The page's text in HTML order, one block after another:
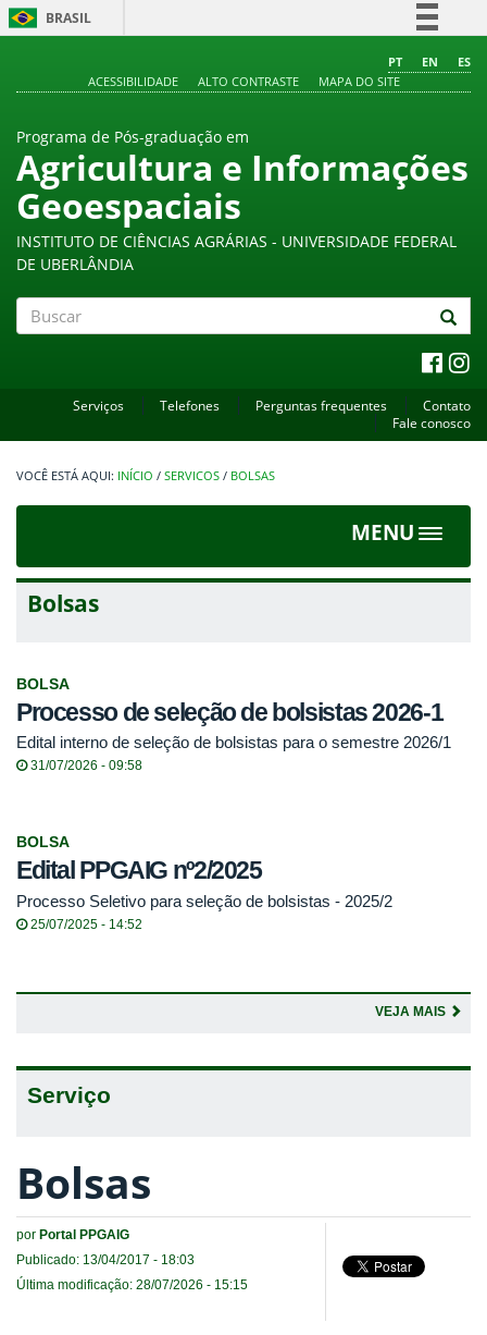
BRASIL
Comunica BR
Acesso à informação
Legislação
PT EN
ES
ACESSIBILIDADE
ALTO CONTRASTE MAPA DO SITE
Programa de Pós-graduação em
Agricultura e Informações
Geoespaciais
INSTITUTO DE CIÊNCIAS AGRÁRIAS - UNIVERSIDADE FEDERAL
DE UBERLÂNDIA
Serviços Telefones Perguntas frequentes
Contato
Fale conosco
INÍCIO / SERVICOS / BOLSAS
MENU
Toggle
Bolsas
BOLSA
Processo de seleção de bolsistas 2026-1
Edital interno de seleção de bolsistas para o semestre 2026/1
31/07/2026 - 09:58
BOLSA
Edital PPGAIG nº2/2025
Processo Seletivo para seleção de bolsistas - 2025/2
25/07/2025 - 14:52
VEJA MAIS
Serviço
Bolsas
por Portal PPGAIG
Publicado: 13/04/2017 - 18:03
Última modificação: 28/07/2026 - 15:15